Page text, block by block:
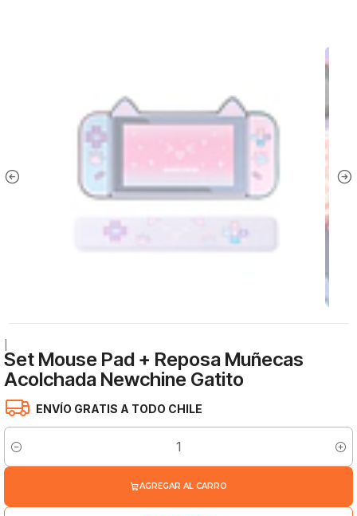
Set Mouse Pad + Reposa Muñecas
Acolchada Newchine Gatito
ENVÍO GRATIS A TODO CHILE
Cantidad
AGREGAR AL CARRO